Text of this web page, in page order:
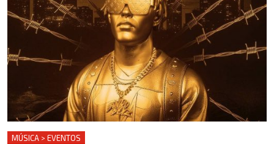
MÚSICA > EVENTOS